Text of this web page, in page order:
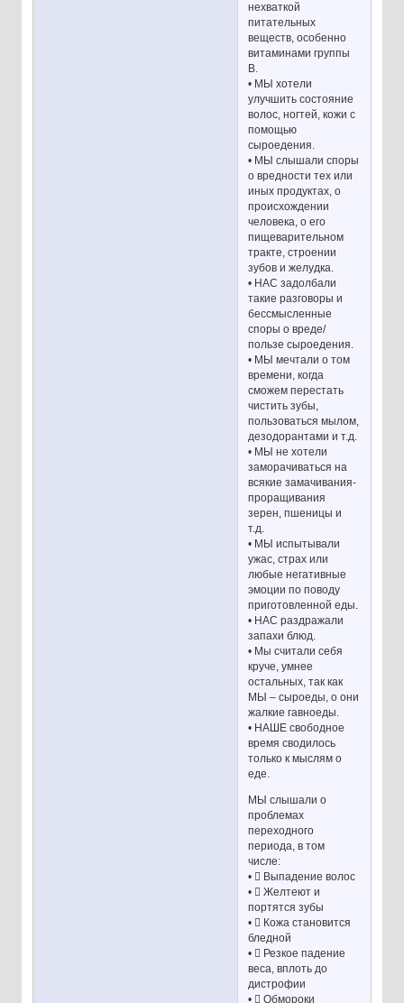
нехваткой
питательных
веществ, особенно
витаминами группы
B.
• МЫ хотели
улучшить состояние
волос, ногтей, кожи с
помощью
сыроедения.
• МЫ слышали споры
о вредности тех или
иных продуктах, о
происхождении
человека, о его
пищеварительном
тракте, строении
зубов и желудка.
• НАС задолбали
такие разговоры и
бессмысленные
споры о вреде/
пользе сыроедения.
• МЫ мечтали о том
времени, когда
сможем перестать
чистить зубы,
пользоваться мылом,
дезодорантами и т.д.
• МЫ не хотели
заморачиваться на
всякие замачивания-
проращивания
зерен, пшеницы и
т.д.
• МЫ испытывали
ужас, страх или
любые негативные
эмоции по поводу
приготовленной еды.
• НАС раздражали
запахи блюд.
• Мы считали себя
круче, умнее
остальных, так как
МЫ – сыроеды, о они
жалкие гавноеды.
• НАШЕ свободное
время сводилось
только к мыслям о
еде.
МЫ слышали о
проблемах
переходного
периода, в том
числе:
•  Выпадение волос
•  Желтеют и
портятся зубы
•  Кожа становится
бледной
•  Резкое падение
веса, вплоть до
дистрофии
•  Обмороки